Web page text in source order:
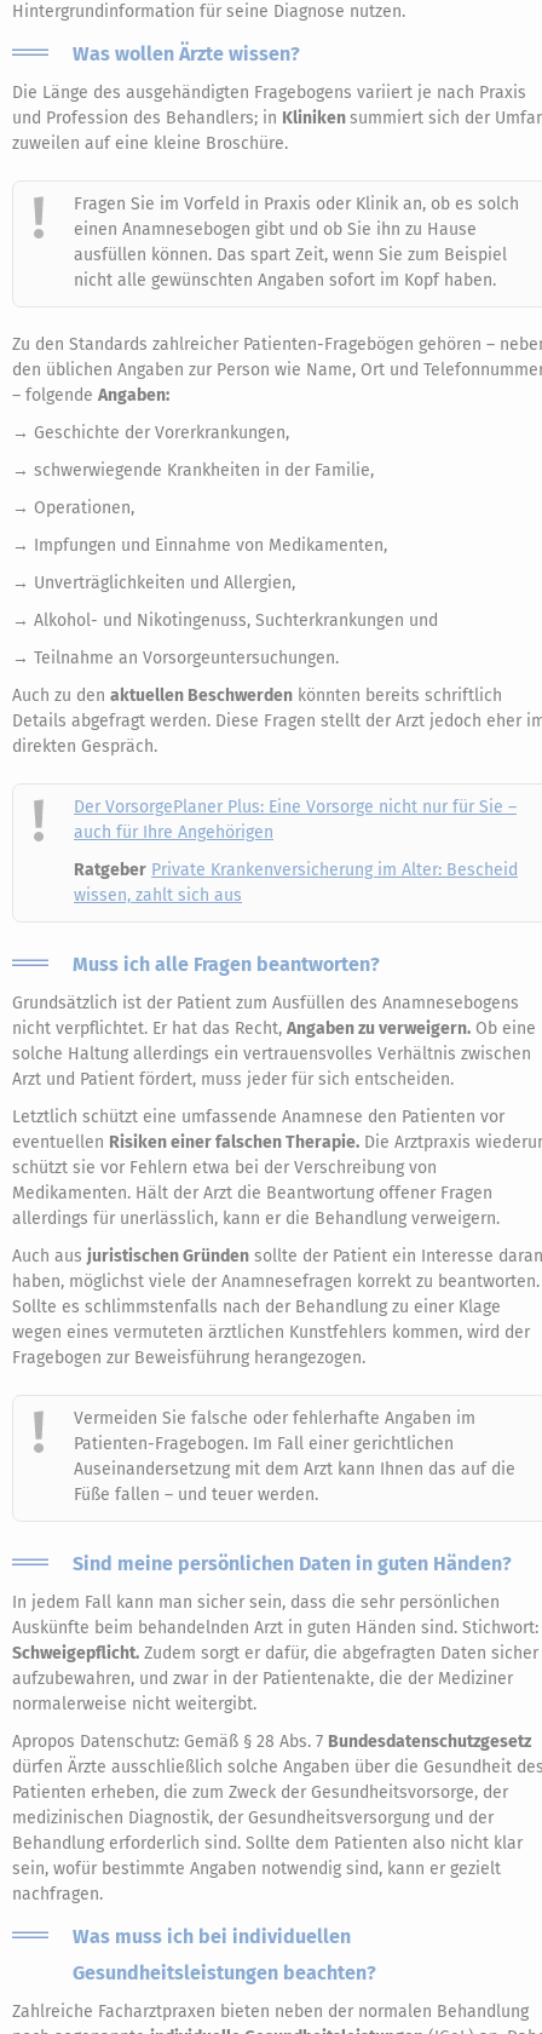
Hintergrundinformation für seine Diagnose nutzen.
Was wollen Ärzte wissen?
Die Länge des ausgehändigten Fragebogens variiert je nach Praxis
und Profession des Behandlers; in Klinikensummiert sich der
zuweilen auf eine kleine Broschüre.
Fragen Sie im Vorfeld in Praxis oder Klinik an, ob es solch
einen Anamnesebogen gibt und ob Sie ihn zu Hause
ausfüllen können. Das spart Zeit, wenn Sie zum Beispiel
nicht alle gewünschten Angaben sofort im Kopf haben.
Zu den Standards zahlreicher Patienten-Fragebögen gehören –
den üblichen Angaben zur Person wie Name, Ort und
– folgende Angaben:
→ Geschichte der Vorerkrankungen,
→ schwerwiegende Krankheiten in der Familie,
→ Operationen,
→ Impfungen und Einnahme von Medikamenten,
→ Unverträglichkeiten und Allergien,
→ Alkohol- und Nikotingenuss, Suchterkrankungen und
→ Teilnahme an Vorsorgeuntersuchungen.
Auch zu den aktuellen Beschwerden könnten bereits schriftlich
Details abgefragt werden. Diese Fragen stellt der Arzt jedoch eher
direkten Gespräch.
Der VorsorgePlaner Plus: Eine Vorsorge nicht nur für Sie –
auch für Ihre Angehörigen
Ratgeber Private Krankenversicherung im Alter: Bescheid
wissen, zahlt sich aus
Muss ich alle Fragen beantworten?
Grundsätzlich ist der Patient zum Ausfüllen des Anamnesebogens
nicht verpflichtet. Er hat das Recht, Angaben zu verweigern. Ob eine
solche Haltung allerdings ein vertrauensvolles Verhältnis zwischen
Arzt und Patient fördert, muss jeder für sich entscheiden.
Letztlich schützt eine umfassende Anamnese den Patienten vor
eventuellen Risiken einer falschen Therapie. Die Arztpraxis
schützt sie vor Fehlern etwa bei der Verschreibung von
Medikamenten. Hält der Arzt die Beantwortung offener Fragen
allerdings für unerlässlich, kann er die Behandlung verweigern.
Auch aus juristischen Gründen sollte der Patient ein Interesse daran
haben, möglichst viele der Anamnesefragen korrekt zu beantworten.
Sollte es schlimmstenfalls nach der Behandlung zu einer Klage
wegen eines vermuteten ärztlichen Kunstfehlers kommen, wird der
Fragebogen zur Beweisführung herangezogen.
Vermeiden Sie falsche oder fehlerhafte Angaben im
Patienten-Fragebogen. Im Fall einer gerichtlichen
Auseinandersetzung mit dem Arzt kann Ihnen das auf die
Füße fallen – und teuer werden.
Sind meine persönlichen Daten in guten Händen?
In jedem Fall kann man sicher sein, dass die sehr persönlichen
Auskünfte beim behandelnden Arzt in guten Händen sind. Stichwort:
Schweigepflicht. Zudem sorgt er dafür, die abgefragten Daten sicher
aufzubewahren, und zwar in der Patientenakte, die der Mediziner
normalerweise nicht weitergibt.
Apropos Datenschutz: Gemäß § 28 Abs. 7 Bundesdatenschutzgesetz
dürfen Ärzte ausschließlich solche Angaben über die Gesundheit
Patienten erheben, die zum Zweck der Gesundheitsvorsorge, der
medizinischen Diagnostik, der Gesundheitsversorgung und der
Behandlung erforderlich sind. Sollte dem Patienten also nicht klar
sein, wofür bestimmte Angaben notwendig sind, kann er gezielt
nachfragen.
Was muss ich bei individuellen
Gesundheitsleistungen beachten?
Zahlreiche Facharztpraxen bieten neben der normalen Behandlung